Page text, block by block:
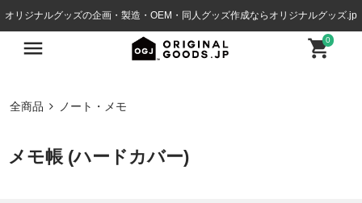
オリジナルグッズの企画・製造・OEM・同人グッズ作成ならオリジナルグッズ.jp
0
全商品 ノート・メモ
メモ帳 (ハードカバー)